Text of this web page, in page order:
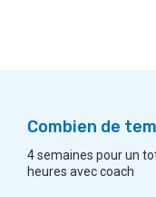
Combien de
4 semaines pour un
heures avec coach